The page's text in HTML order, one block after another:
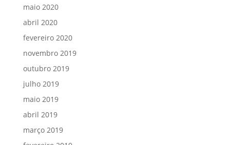
maio 2020
abril 2020
fevereiro 2020
novembro 2019
outubro 2019
julho 2019
maio 2019
abril 2019
março 2019